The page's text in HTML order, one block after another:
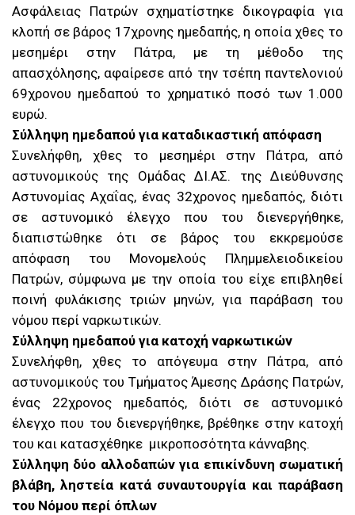
Ασφάλειας Πατρών σχηματίστηκε δικογραφία για
κλοπή σε βάρος 17χρονης ημεδαπής, η οποία χθες το
μεσημέρι στην Πάτρα, με τη μέθοδο της
απασχόλησης, αφαίρεσε από την τσέπη παντελονιού
69χρονου ημεδαπού το χρηματικό ποσό των 1.000
ευρώ.
Σύλληψη ημεδαπού για καταδικαστική απόφαση
Συνελήφθη, χθες το μεσημέρι στην Πάτρα, από
αστυνομικούς της Ομάδας ΔΙ.ΑΣ. της Διεύθυνσης
Αστυνομίας Αχαΐας, ένας 32χρονος ημεδαπός, διότι
σε αστυνομικό έλεγχο που του διενεργήθηκε,
διαπιστώθηκε ότι σε βάρος του εκκρεμούσε
απόφαση του Μονομελούς Πλημμελειοδικείου
Πατρών, σύμφωνα με την οποία του είχε επιβληθεί
ποινή φυλάκισης τριών μηνών, για παράβαση του
νόμου περί ναρκωτικών.
Σύλληψη ημεδαπού για κατοχή ναρκωτικών
Συνελήφθη, χθες το απόγευμα στην Πάτρα, από
αστυνομικούς του Τμήματος Άμεσης Δράσης Πατρών,
ένας 22χρονος ημεδαπός, διότι σε αστυνομικό
έλεγχο που του διενεργήθηκε, βρέθηκε στην κατοχή
του και κατασχέθηκε μικροποσότητα κάνναβης.
Σύλληψη δύο αλλοδαπών για επικίνδυνη σωματική
βλάβη, ληστεία κατά συναυτουργία και παράβαση
του Νόμου περί όπλων